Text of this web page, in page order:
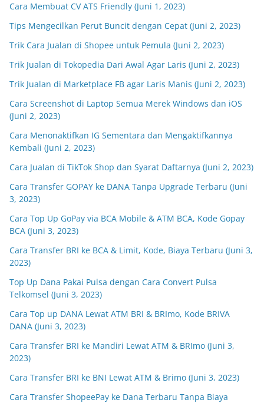
Cara Membuat CV ATS Friendly (Juni 1, 2023)
Tips Mengecilkan Perut Buncit dengan Cepat (Juni 2, 2023)
Trik Cara Jualan di Shopee untuk Pemula (Juni 2, 2023)
Trik Jualan di Tokopedia Dari Awal Agar Laris (Juni 2, 2023)
Trik Jualan di Marketplace FB agar Laris Manis (Juni 2, 2023)
Cara Screenshot di Laptop Semua Merek Windows dan iOS
(Juni 2, 2023)
Cara Menonaktifkan IG Sementara dan Mengaktifkannya
Kembali (Juni 2, 2023)
Cara Jualan di TikTok Shop dan Syarat Daftarnya (Juni 2, 2023)
Cara Transfer GOPAY ke DANA Tanpa Upgrade Terbaru (Juni
3, 2023)
Cara Top Up GoPay via BCA Mobile & ATM BCA, Kode Gopay
BCA (Juni 3, 2023)
Cara Transfer BRI ke BCA & Limit, Kode, Biaya Terbaru (Juni 3,
2023)
Top Up Dana Pakai Pulsa dengan Cara Convert Pulsa
Telkomsel (Juni 3, 2023)
Cara Top up DANA Lewat ATM BRI & BRImo, Kode BRIVA
DANA (Juni 3, 2023)
Cara Transfer BRI ke Mandiri Lewat ATM & BRImo (Juni 3,
2023)
Cara Transfer BRI ke BNI Lewat ATM & Brimo (Juni 3, 2023)
Cara Transfer ShopeePay ke Dana Terbaru Tanpa Biaya